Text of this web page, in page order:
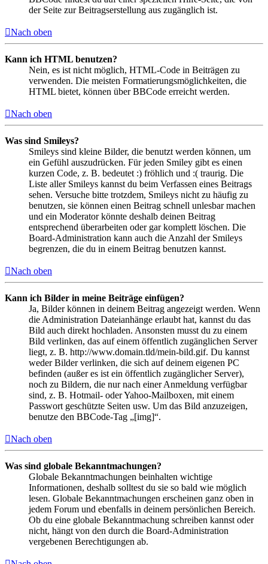
der Seite zur Beitragserstellung aus zugänglich ist.
Nach oben
Kann ich HTML benutzen?
Nein, es ist nicht möglich, HTML-Code in Beiträgen zu
verwenden. Die meisten Formatierungsmöglichkeiten, die
HTML bietet, können über BBCode erreicht werden.
Nach oben
Was sind Smileys?
Smileys sind kleine Bilder, die benutzt werden können, um
ein Gefühl auszudrücken. Für jeden Smiley gibt es einen
kurzen Code, z. B. bedeutet :) fröhlich und :( traurig. Die
Liste aller Smileys kannst du beim Verfassen eines Beitrags
sehen. Versuche bitte trotzdem, Smileys nicht zu häufig zu
benutzen, sie können einen Beitrag schnell unlesbar machen
und ein Moderator könnte deshalb deinen Beitrag
entsprechend überarbeiten oder gar komplett löschen. Die
Board-Administration kann auch die Anzahl der Smileys
begrenzen, die du in einem Beitrag benutzen kannst.
Nach oben
Kann ich Bilder in meine Beiträge einfügen?
Ja, Bilder können in deinem Beitrag angezeigt werden. Wenn
die Administration Dateianhänge erlaubt hat, kannst du das
Bild auch direkt hochladen. Ansonsten musst du zu einem
Bild verlinken, das auf einem öffentlich zugänglichen Server
liegt, z. B. http://www.domain.tld/mein-bild.gif. Du kannst
weder Bilder verlinken, die sich auf deinem eigenen PC
befinden (außer es ist ein öffentlich zugänglicher Server),
noch zu Bildern, die nur nach einer Anmeldung verfügbar
sind, z. B. Hotmail- oder Yahoo-Mailboxen, mit einem
Passwort geschützte Seiten usw. Um das Bild anzuzeigen,
benutze den BBCode-Tag „[img]“.
Nach oben
Was sind globale Bekanntmachungen?
Globale Bekanntmachungen beinhalten wichtige
Informationen, deshalb solltest du sie so bald wie möglich
lesen. Globale Bekanntmachungen erscheinen ganz oben in
jedem Forum und ebenfalls in deinem persönlichen Bereich.
Ob du eine globale Bekanntmachung schreiben kannst oder
nicht, hängt von den durch die Board-Administration
vergebenen Berechtigungen ab.